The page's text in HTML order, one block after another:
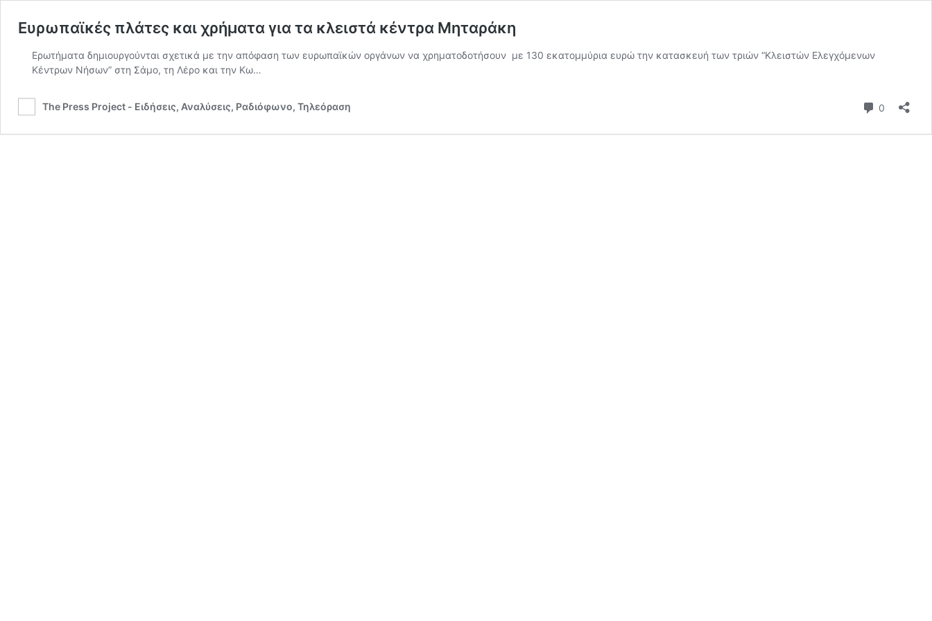
Ευρωπαϊκές πλάτες και χρήματα για τα κλειστά κέντρα Μηταράκη
Ερωτήματα δημιουργούνται σχετικά με την απόφαση των ευρωπαϊκών οργάνων να χρηματοδοτήσουν με 130 εκατομμύρια ευρώ την κατασκευή των τριών “Κλειστών Ελεγχόμενων
Κέντρων Νήσων” στη Σάμο, τη Λέρο και την Κω…
The Press Project - Ειδήσεις, Αναλύσεις, Ραδιόφωνο, Τηλεόραση 0 Σχόλια